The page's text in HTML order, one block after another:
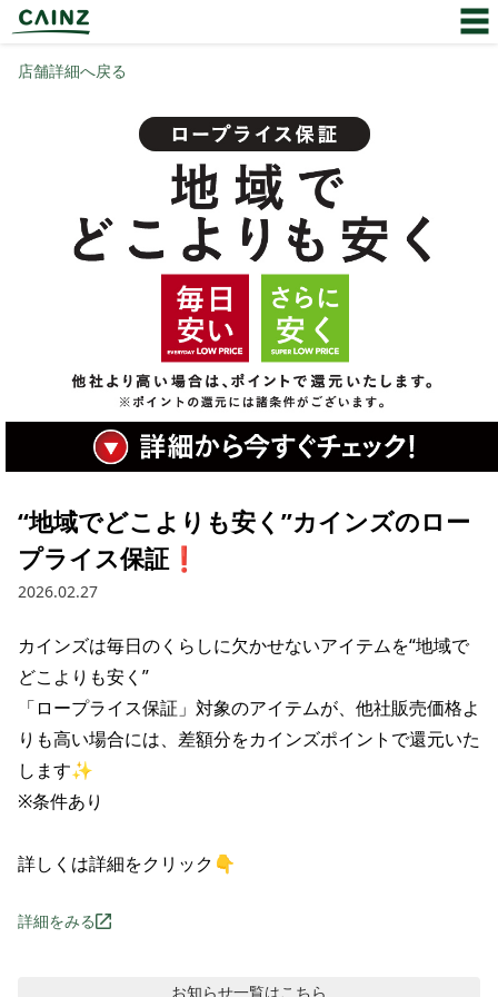
店舗詳細へ戻る
“地域でどこよりも安く”カインズのロー
プライス保証❗️
2026.02.27
‌カインズは毎日の‌くらしに‌欠かせない‌アイテムを“地域で
どこよりも安く”
「ロープライス保証」対象の‌アイテムが、‌‌他社販売価格よ
りも‌高い‌場合には、‌‌差額分を‌カインズポイントで‌還元‌いた
します✨
※条件あり
詳しくは詳細をクリック👇
詳細をみる
お知らせ一覧はこちら